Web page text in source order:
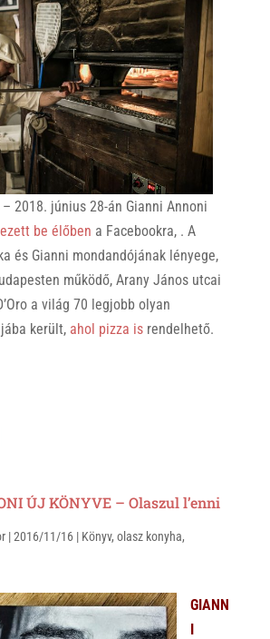
– 2018. június 28-án Gianni Annoni
be élőben a Facebookra, . A
és Gianni mondandójának lényege,
működő, Arany János utcai
a világ 70 legjobb olyan
került, ahol pizza isrendelhető.
ÚJ KÖNYVE – Olaszul l’enni
|2016/11/16| Könyv, olasz konyha,
GIANN
I